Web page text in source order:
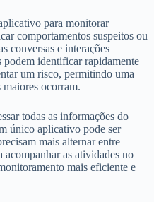
para monitorar
comportamentos suspeitos ou
conversas e interações
identificar rapidamente
um risco, permitindo uma
maiores ocorram.
todas as informações do
único aplicativo pode ser
mais alternar entre
acompanhar as atividades no
mais eficiente e